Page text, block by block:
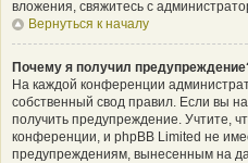
вложения, свяжитесь с
Вернуться к началу
Почему я получил
На каждой конференции
собственный свод правил. Если вы
получить предупреждение. Учтите,
конференции, и phpBB Limited не
предупреждениям, вынесенным на